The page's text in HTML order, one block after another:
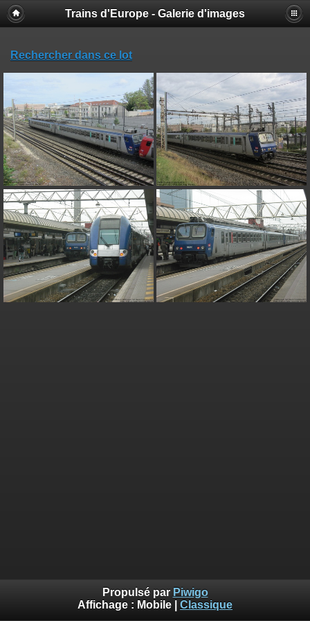
Trains d'Europe - Galerie d'images
Rechercher dans ce lot
Propulsé par Piwigo
Affichage : Mobile Classique